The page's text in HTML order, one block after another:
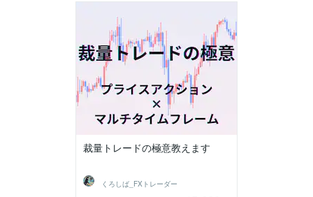
裁量トレードの極意教えます
くろしば_FXトレーダー